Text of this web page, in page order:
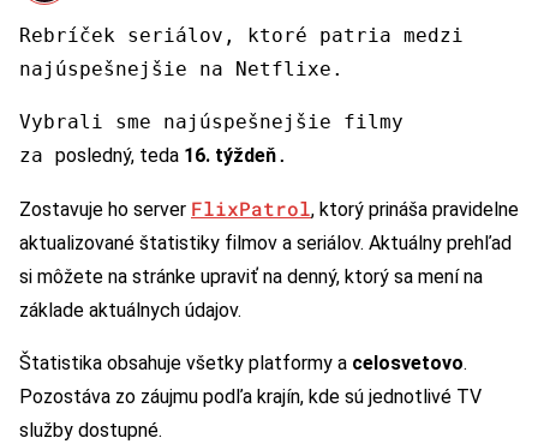
Rebríček seriálov, ktoré patria medzi
najúspešnejšie na Netflixe.
Vybrali sme najúspešnejšie filmy
za posledný, teda 16. týždeň.
Zostavuje ho server FlixPatrol, ktorý prináša pravidelne
aktualizované štatistiky filmov a seriálov. Aktuálny prehľad
si môžete na stránke upraviť na denný, ktorý sa mení na
základe aktuálnych údajov.
Štatistika obsahuje všetky platformy a celosvetovo.
Pozostáva zo záujmu podľa krajín, kde sú jednotlivé TV
služby dostupné.